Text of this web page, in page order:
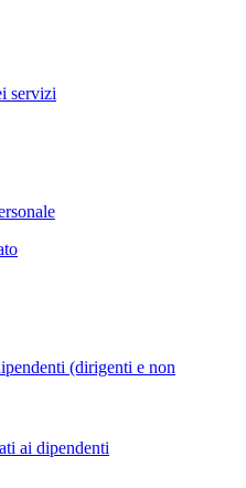
servizi
(dirigenti e non
ai dipendenti